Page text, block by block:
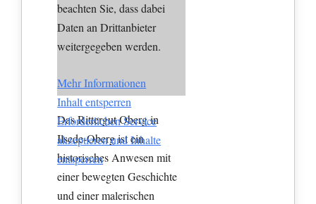
beachten Sie, dass dabei
Daten an Drittanbieter
weitergegeben werden.
Mehr Informationen
Inhalt entsperren
Erforderlichen Service
akzeptieren und Inhalte
entsperren
Das Rittergut Oberg in
Ilsede-Oberg ist ein
historisches Anwesen mit
einer bewegten Geschichte
und einer malerischen